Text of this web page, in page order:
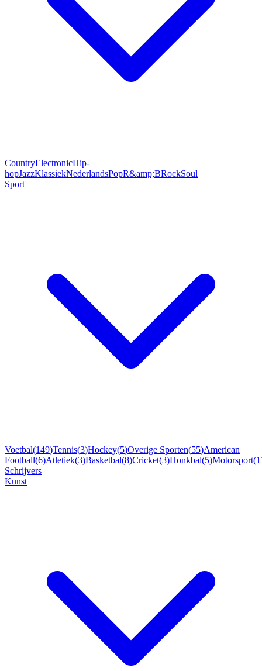
CountryElectronicHip-
hopJazzKlassiekNederlandsPopR&amp;BRockSoul
Sport
Voetbal(149)Tennis(3)Hockey(5)Overige Sporten(55)American
Football(6)Atletiek(3)Basketbal(8)Cricket(3)Honkbal(5)Motorsport(
Schrijvers
Kunst